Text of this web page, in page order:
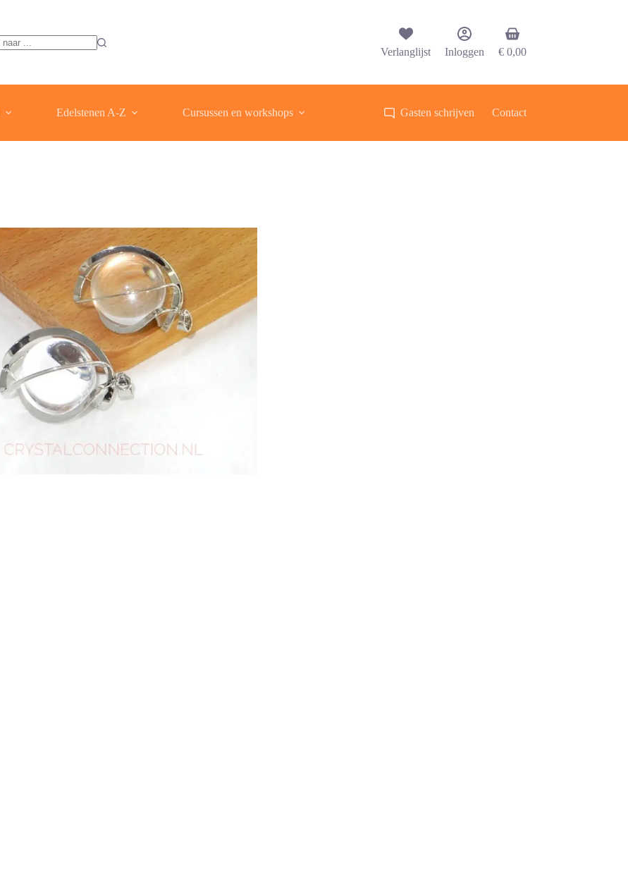
Verlanglijst Inloggen
Winkelwagen
€ 0,00
Edelstenen A-Z Cursussen en workshops Gasten schrijven Contact